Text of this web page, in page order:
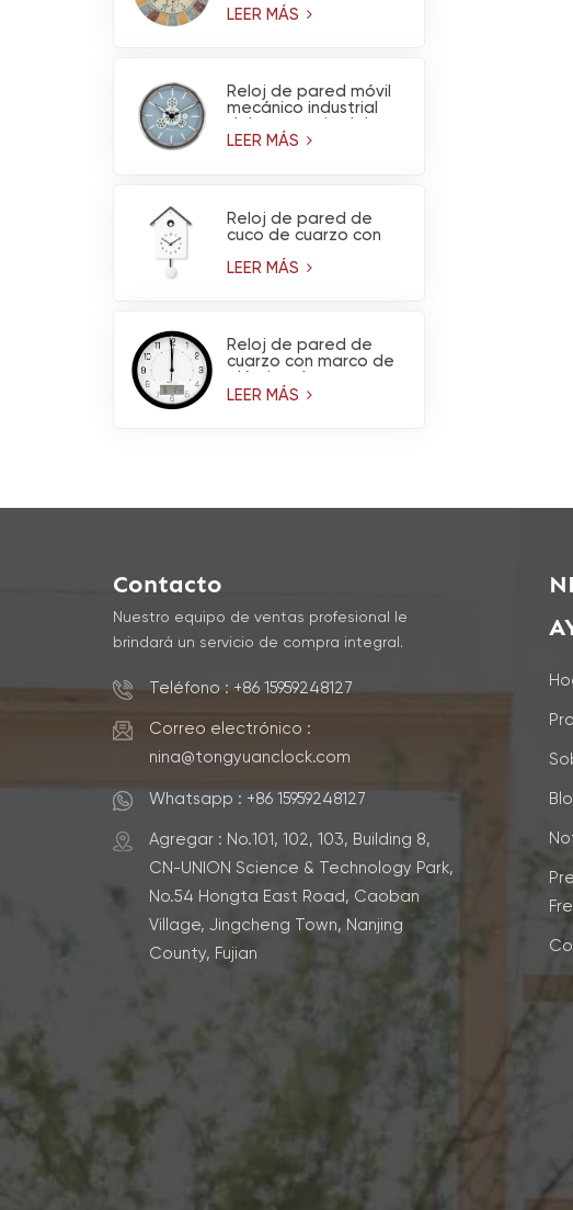
con termómetro -
LEER MÁS
Reloj de pared móvil
mecánico industrial
metal del diseño del
LEER MÁS
Reloj de pared de
cuco de cuarzo con
LEER MÁS
Reloj de pared de
cuarzo con marco de
higrómetro y
LEER MÁS
Contacto
Nuestro equipo de ventas profesional le
brindará un servicio de compra integral.
Teléfono : +86 15959248127
Correo electrónico :
nina@tongyuanclock.com
Whatsapp : +86 15959248127
Agregar : No.101, 102, 103, Building 8,
CN-UNION Science & Technology Park,
No.54 Hongta East Road, Caoban
Village, Jingcheng Town, Nanjing
County, Fujian